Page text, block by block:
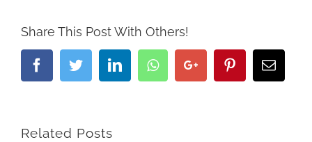
Share This Post With Others!
FacebookTwitterLinkedInWhatsappGoogle+ PinterestEmail
Related Posts